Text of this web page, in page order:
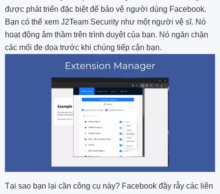
được phát triển đặc biệt để bảo vệ người dùng Facebook.
Bạn có thể xem J2Team Security như một người vệ sĩ. Nó
hoạt động âm thầm trên trình duyệt của bạn. Nó ngăn chặn
các mối đe dọa trước khi chúng tiếp cận bạn.
Tại sao bạn lại cần công cụ này? Facebook đầy rẫy các liên